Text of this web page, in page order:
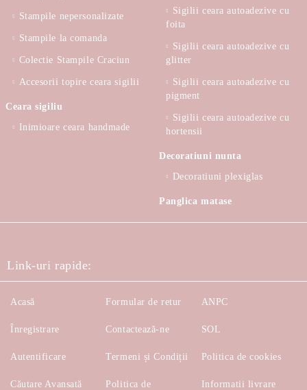
Stampile nepersonalizate
Stampile la comanda
Colectie Stampile Craciun
Accesorii topire ceara sigilii
Ceara sigiliu
Inimioare ceara handmade
Sigilii ceara autoadezive cu
foita
Sigilii ceara autoadezive cu
glitter
Sigilii ceara autoadezive cu
pigment
Sigilii ceara autoadezive cu
hortensii
Decoratiuni nunta
Decoratiuni plexiglas
Panglica matase
Link-uri rapide:
Acasă
Înregistrare
Autentificare
Căutare Avansată
Formular de retur
Contactează-ne
Termeni și Condiții
Politica de
ANPC
SOL
Politica de cookies
Informatii livrare